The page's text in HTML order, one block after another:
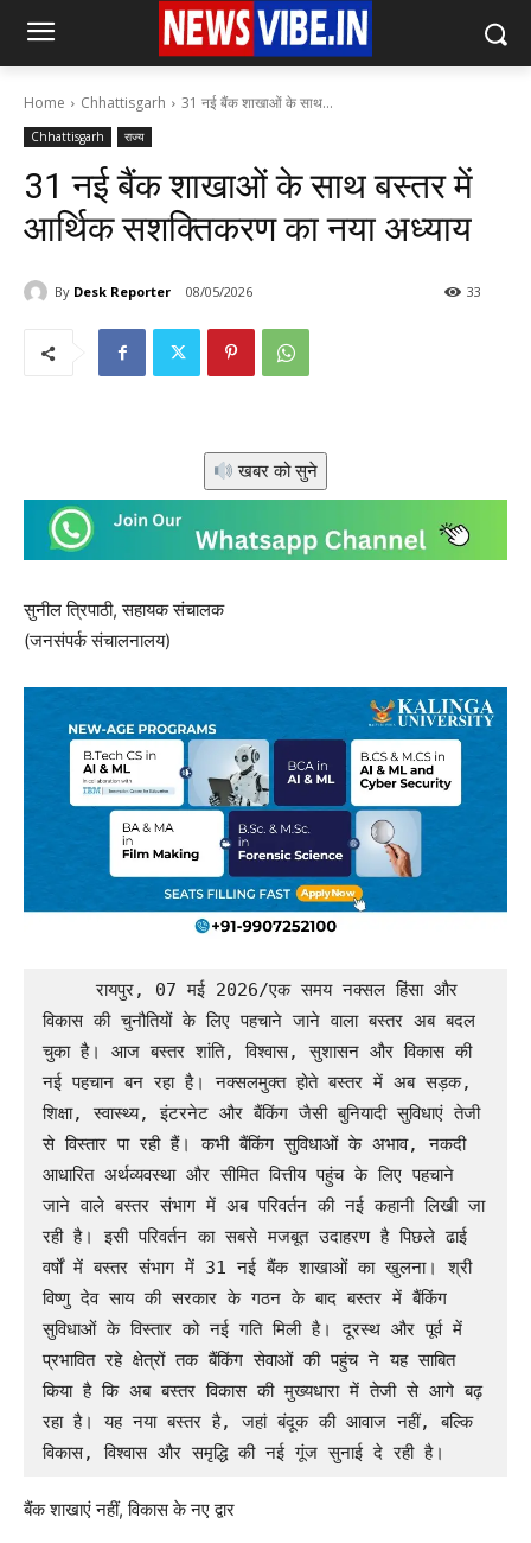
Home Chhattisgarh 31 नई बैंक शाखाओं के साथ...
Chhattisgarh राज्य
31 नई बैंक शाखाओं के साथ बस्तर में
आर्थिक सशक्तिकरण का नया अध्याय
By Desk Reporter 08/05/2026 33
खबर को सुने
सुनील त्रिपाठी, सहायक संचालक
(जनसंपर्क संचालनालय)
     रायपुर, 07 मई 2026/एक समय नक्सल हिंसा और
विकास की चुनौतियों के लिए पहचाने जाने वाला बस्तर अब बदल
चुका है। आज बस्तर शांति, विश्वास, सुशासन और विकास की
नई पहचान बन रहा है। नक्सलमुक्त होते बस्तर में अब सड़क,
शिक्षा, स्वास्थ्य, इंटरनेट और बैंकिंग जैसी बुनियादी सुविधाएं तेजी
से विस्तार पा रही हैं। कभी बैंकिंग सुविधाओं के अभाव, नकदी
आधारित अर्थव्यवस्था और सीमित वित्तीय पहुंच के लिए पहचाने
जाने वाले बस्तर संभाग में अब परिवर्तन की नई कहानी लिखी जा
रही है। इसी परिवर्तन का सबसे मजबूत उदाहरण है पिछले ढाई
वर्षों में बस्तर संभाग में 31 नई बैंक शाखाओं का खुलना। श्री
विष्णु देव साय की सरकार के गठन के बाद बस्तर में बैंकिंग
सुविधाओं के विस्तार को नई गति मिली है। दूरस्थ और पूर्व में
प्रभावित रहे क्षेत्रों तक बैंकिंग सेवाओं की पहुंच ने यह साबित
किया है कि अब बस्तर विकास की मुख्यधारा में तेजी से आगे बढ़
रहा है। यह नया बस्तर है, जहां बंदूक की आवाज नहीं, बल्कि
विकास, विश्वास और समृद्धि की नई गूंज सुनाई दे रही है।
बैंक शाखाएं नहीं, विकास के नए द्वार